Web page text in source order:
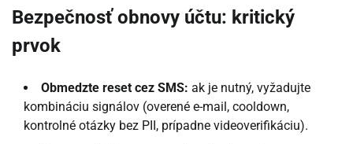
Bezpečnosť obnovy účtu: kritický
prvok
Obmedzte reset cez SMS: ak je nutný, vyžadujte
kombináciu signálov (overené e-mail, cooldown,
kontrolné otázky bez PII, prípadne videoverifikáciu).